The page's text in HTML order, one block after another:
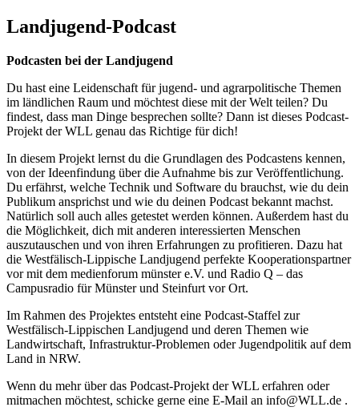
Landjugend-Podcast
Podcasten bei der Landjugend
Du hast eine Leidenschaft für jugend- und agrarpolitische Themen
im ländlichen Raum und möchtest diese mit der Welt teilen? Du
findest, dass man Dinge besprechen sollte? Dann ist dieses Podcast-
Projekt der WLL genau das Richtige für dich!
In diesem Projekt lernst du die Grundlagen des Podcastens kennen,
von der Ideenfindung über die Aufnahme bis zur Veröffentlichung.
Du erfährst, welche Technik und Software du brauchst, wie du dein
Publikum ansprichst und wie du deinen Podcast bekannt machst.
Natürlich soll auch alles getestet werden können. Außerdem hast du
die Möglichkeit, dich mit anderen interessierten Menschen
auszutauschen und von ihren Erfahrungen zu profitieren. Dazu hat
die Westfälisch-Lippische Landjugend perfekte Kooperationspartner
vor mit dem medienforum münster e.V. und Radio Q – das
Campusradio für Münster und Steinfurt vor Ort.
Im Rahmen des Projektes entsteht eine Podcast-Staffel zur
Westfälisch-Lippischen Landjugend und deren Themen wie
Landwirtschaft, Infrastruktur-Problemen oder Jugendpolitik auf dem
Land in NRW.
Wenn du mehr über das Podcast-Projekt der WLL erfahren oder
mitmachen möchtest, schicke gerne eine E-Mail an info@WLL.de .